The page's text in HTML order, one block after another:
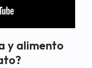
y alimento